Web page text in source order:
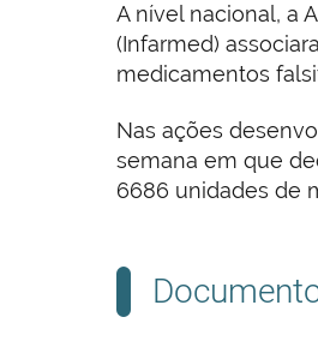
A nível nacional, a
(Infarmed)
medicamentos
Nas ações
semana em que
6686 unidades de